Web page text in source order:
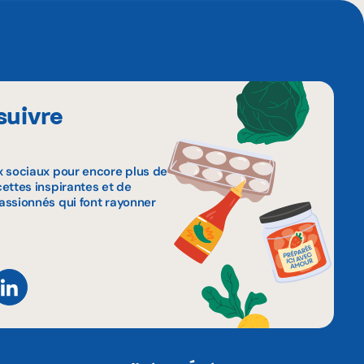
sociaux pour encore plus de
inspirantes et de
qui font rayonner